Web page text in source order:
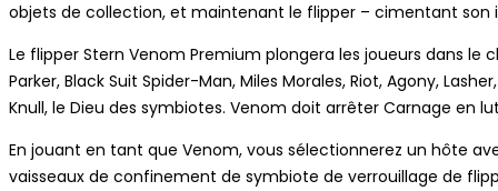
objets de collection, et maintenant le flipper – cimentant son
Le flipper Stern Venom Premium plongera les joueurs dans le
Parker, Black Suit Spider-Man, Miles Morales, Riot, Agony,
Knull, le Dieu des symbiotes. Venom doit arrêter Carnage
En jouant en tant que Venom, vous sélectionnerez un hôte
vaisseaux de confinement de symbiote de verrouillage de